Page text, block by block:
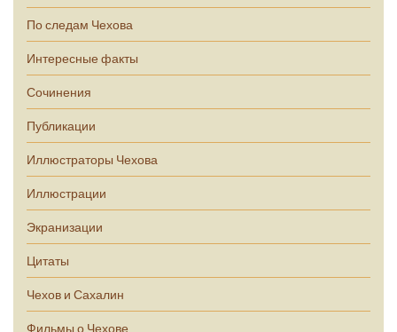
По следам Чехова
Интересные факты
Сочинения
Публикации
Иллюстраторы Чехова
Иллюстрации
Экранизации
Цитаты
Чехов и Сахалин
Фильмы о Чехове